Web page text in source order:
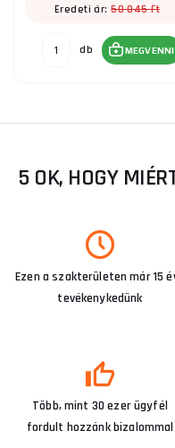
Eredeti ár:50 045 Ft
db MEGVENNI
5 OK, HOGY
Ezen a szakterületen már 15
tevékenykedünk
Több, mint 30 ezer ügyfél
fordult hozzánk bizalommal